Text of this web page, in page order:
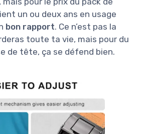
un ou deux ans en usage
bon rapport. Ce n’est pas la
toute ta vie, mais pour du
de tête, ça se défend bien.